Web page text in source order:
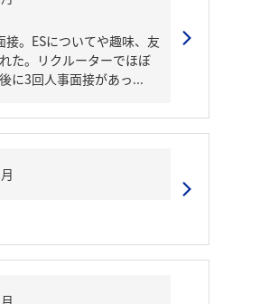
。ESについてや趣味、友
た。リクルーターでほぼ
に3回人事面接があっ...